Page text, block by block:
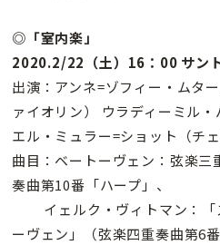
◎「室内楽」
2020.2/22（土）16：00 サン
出演：アンネ=ゾフィー・ムタ
ァイオリン） ウラディーミル
エル・ミュラー=ショット（チェ
曲目：ベートーヴェン：弦楽
奏曲第10番「ハープ」、
イェルク・ヴィトマン：「
ーヴェン」（弦楽四重奏曲第6